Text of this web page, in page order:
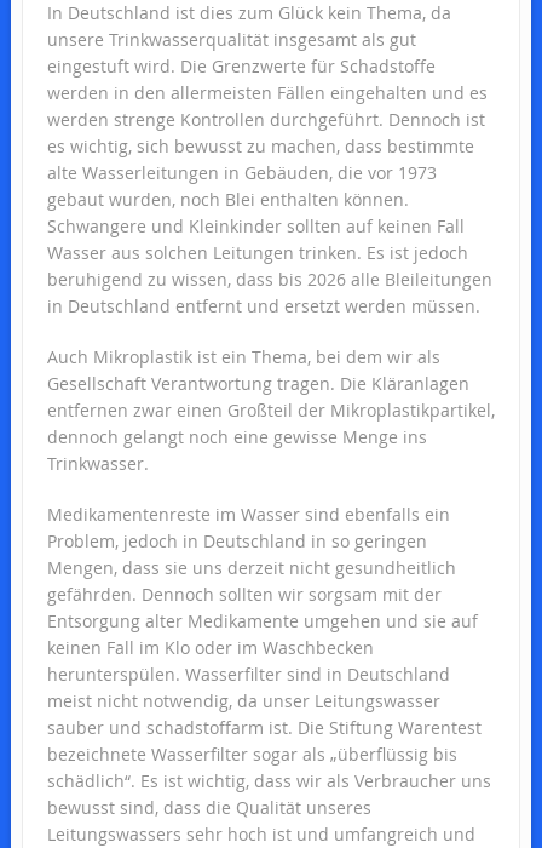
In Deutschland ist dies zum Glück kein Thema, da
unsere Trinkwasserqualität insgesamt als gut
eingestuft wird. Die Grenzwerte für Schadstoffe
werden in den allermeisten Fällen eingehalten und es
werden strenge Kontrollen durchgeführt. Dennoch ist
es wichtig, sich bewusst zu machen, dass bestimmte
alte Wasserleitungen in Gebäuden, die vor 1973
gebaut wurden, noch Blei enthalten können.
Schwangere und Kleinkinder sollten auf keinen Fall
Wasser aus solchen Leitungen trinken. Es ist jedoch
beruhigend zu wissen, dass bis 2026 alle Bleileitungen
in Deutschland entfernt und ersetzt werden müssen.
Auch Mikroplastik ist ein Thema, bei dem wir als
Gesellschaft Verantwortung tragen. Die Kläranlagen
entfernen zwar einen Großteil der Mikroplastikpartikel,
dennoch gelangt noch eine gewisse Menge ins
Trinkwasser.
Medikamentenreste im Wasser sind ebenfalls ein
Problem, jedoch in Deutschland in so geringen
Mengen, dass sie uns derzeit nicht gesundheitlich
gefährden. Dennoch sollten wir sorgsam mit der
Entsorgung alter Medikamente umgehen und sie auf
keinen Fall im Klo oder im Waschbecken
herunterspülen. Wasserfilter sind in Deutschland
meist nicht notwendig, da unser Leitungswasser
sauber und schadstoffarm ist. Die Stiftung Warentest
bezeichnete Wasserfilter sogar als „überflüssig bis
schädlich“. Es ist wichtig, dass wir als Verbraucher uns
bewusst sind, dass die Qualität unseres
Leitungswassers sehr hoch ist und umfangreich und